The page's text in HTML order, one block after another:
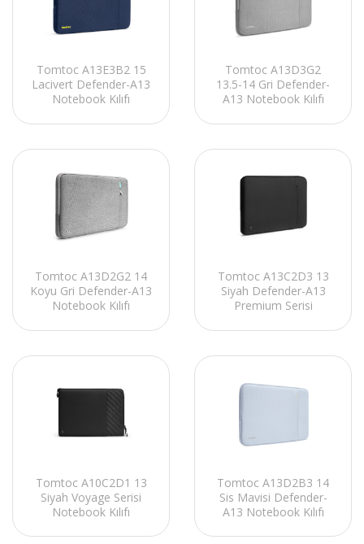
Tomtoc A13E3B2 15
Lacivert Defender-A13
Notebook Kılıfı
Tomtoc A13D3G2
13.5-14 Gri Defender-
A13 Notebook Kılıfı
Tomtoc A13D2G2 14
Koyu Gri Defender-A13
Notebook Kılıfı
Tomtoc A13C2D3 13
Siyah Defender-A13
Premium Serisi
Tomtoc A10C2D1 13
Siyah Voyage Serisi
Notebook Kılıfı
Tomtoc A13D2B3 14
Sis Mavisi Defender-
A13 Notebook Kılıfı